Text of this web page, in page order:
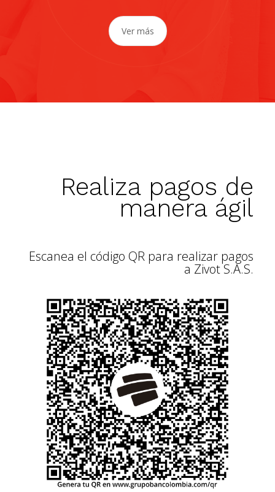
Ver más
Realiza pagos de
manera ágil
Escanea el código QR para realizar pagos
a Zivot S.A.S.